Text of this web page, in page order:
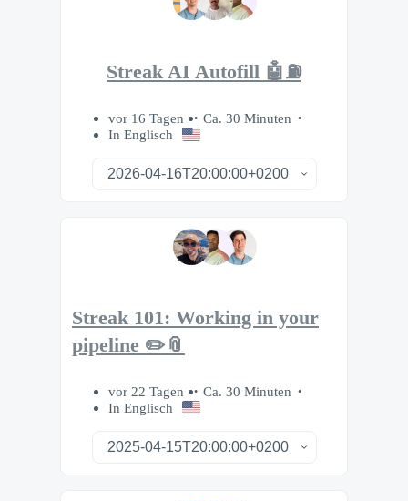
Streak AI Autofill 🤖⛽️
vor 16 Tagen
Ca. 30 Minuten
In Englisch
Streak 101: Working in your
pipeline ✏️📎
vor 22 Tagen
Ca. 30 Minuten
In Englisch